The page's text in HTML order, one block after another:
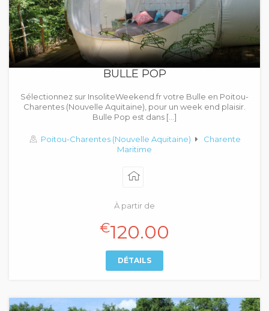
BULLE POP
Sélectionnez sur InsoliteWeekend.fr votre Bulle en Poitou-
Charentes (Nouvelle Aquitaine), pour un week end plaisir.
Bulle Pop est dans […]
Poitou-Charentes (Nouvelle Aquitaine)
Charente
Maritime
À partir de
€120.00
DÉTAILS